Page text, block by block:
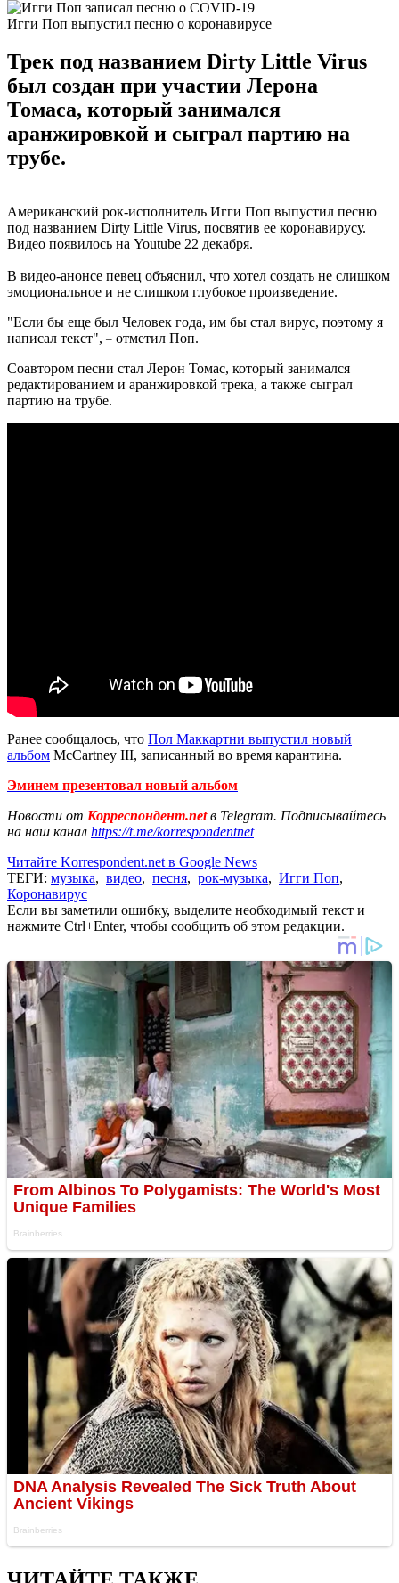
Игги Поп выпустил песню о коронавирусе
Трек под названием Dirty Little Virus
был создан при участии Лерона
Томаса, который занимался
аранжировкой и сыграл партию на
трубе.
Американский рок-исполнитель Игги Поп выпустил песню
под названием Dirty Little Virus, посвятив ее коронавирусу.
Видео появилось на Youtube 22 декабря.
В видео-анонсе певец объяснил, что хотел создать не слишком
эмоциональное и не слишком глубокое произведение.
"Если бы еще был Человек года, им бы стал вирус, поэтому я
написал текст", – отметил Поп.
Соавтором песни стал Лерон Томас, который занимался
редактированием и аранжировкой трека, а также сыграл
партию на трубе.
Ранее сообщалось, что Пол Маккартни выпустил новый
альбом McCartney III, записанный во время карантина.
Эминем презентовал новый альбом
Новости от Корреспондент.netв Telegram. Подписывайтесь
на наш канал https://t.me/korrespondentnet
Читайте Korrespondent.net в Google News
ТЕГИ: музыка, видео, песня, рок-музыка, Игги Поп,
Коронавирус
Если вы заметили ошибку, выделите необходимый текст и
нажмите Ctrl+Enter, чтобы сообщить об этом редакции.